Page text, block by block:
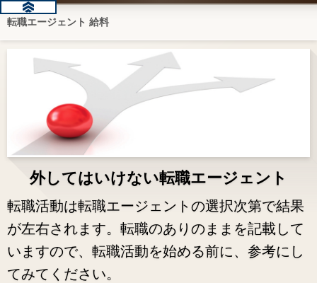
転職エージェント 給料
外してはいけない転職エージェント
転職活動は転職エージェントの選択次第で結果
が左右されます。転職のありのままを記載して
いますので、転職活動を始める前に、参考にし
てみてください。